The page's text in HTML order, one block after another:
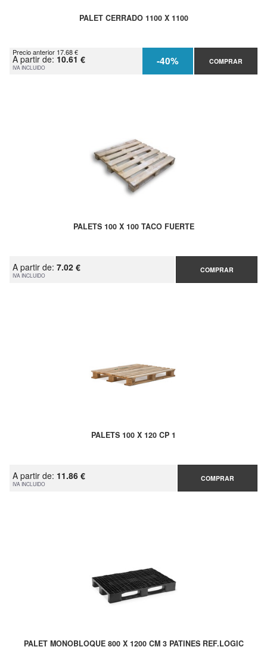
PALET CERRADO 1100 X 1100
Precio anterior 17.68 €
A partir de: 10.61 €
IVA INCLUIDO -40% COMPRAR
PALETS 100 X 100 TACO FUERTE
A partir de: 7.02 €
IVA INCLUIDO
COMPRAR
PALETS 100 X 120 CP 1
A partir de: 11.86 €
IVA INCLUIDO
COMPRAR
PALET MONOBLOQUE 800 X 1200 CM 3 PATINES REF.LOGIC